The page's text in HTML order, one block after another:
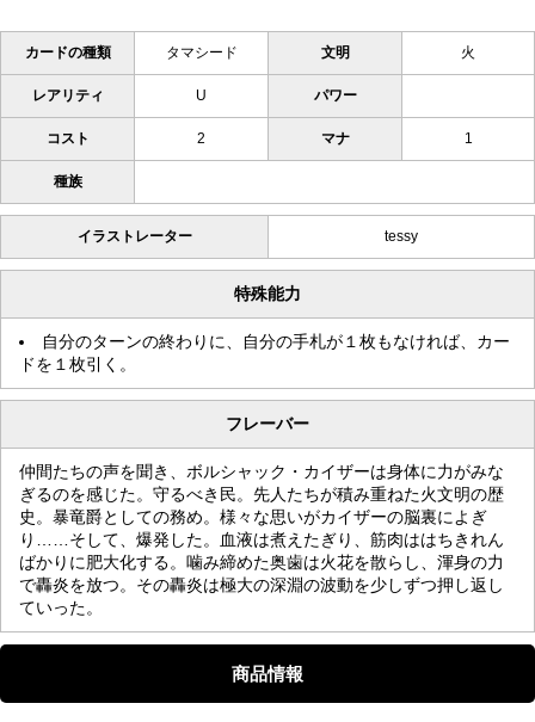
カードの種類 タマシード 文明 火
レアリティ U パワー
コスト 2 マナ 1
種族
イラストレーター tessy
特殊能力
自分のターンの終わりに、自分の手札が１枚もなければ、カー
ドを１枚引く。
フレーバー
仲間たちの声を聞き、ボルシャック・カイザーは身体に力がみな
ぎるのを感じた。守るべき民。先人たちが積み重ねた火文明の歴
史。暴竜爵としての務め。様々な思いがカイザーの脳裏によぎ
り……そして、爆発した。血液は煮えたぎり、筋肉ははちきれん
ばかりに肥大化する。噛み締めた奥歯は火花を散らし、渾身の力
で轟炎を放つ。その轟炎は極大の深淵の波動を少しずつ押し返し
ていった。
商品情報